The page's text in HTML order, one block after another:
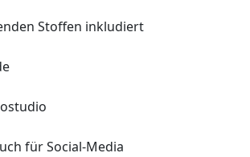
Stoffen inkludiert
für Social-Media